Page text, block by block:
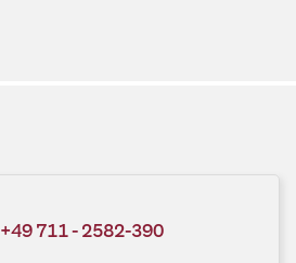
+49 711 - 2582-390